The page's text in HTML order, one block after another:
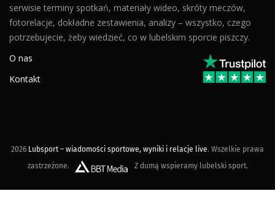
serwisie terminy spotkań, materiały wideo, skróty meczów,
fotorelacje, dokładne zestawienia, analizy – wszystko, czego
potrzebujecie, żeby wiedzieć, co w lubelskim sporcie piszczy.
O nas
Kontakt
2026 Lubsport – wiadomości sportowe, wyniki i relacje live. Wszelkie prawa
zastrzeżone.
Z dumą wspieramy lubelski sport.